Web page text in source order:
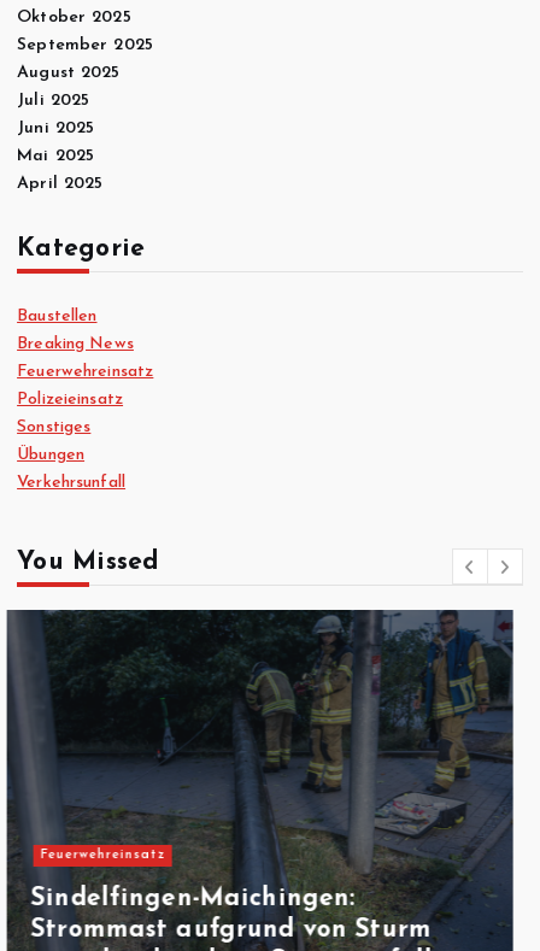
Oktober 2025
September 2025
August 2025
Juli 2025
Juni 2025
Mai 2025
April 2025
Kategorie
Baustellen
Breaking News
Feuerwehreinsatz
Polizeieinsatz
Sonstiges
Übungen
Verkehrsunfall
You Missed
Verkehrsunfall
Sindelfingen: Verkehrsunfall auf